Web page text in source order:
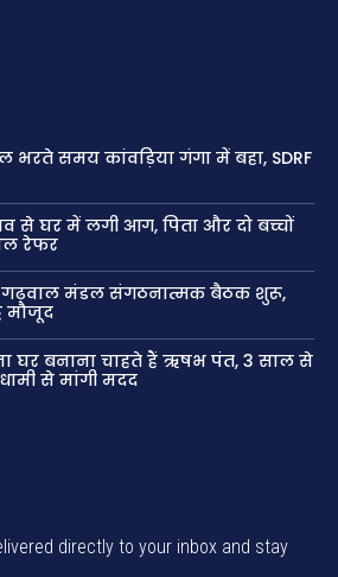
समय कांवड़िया गंगा में बहा, SDRF
से घर में लगी आग, पिता और दो बच्चों
रेफर
गढ़वाल मंडल संगठनात्मक बैठक शुरू,
मौजूद
घर बनाना चाहते हैं ऋषभ पंत, 3 साल से
से मांगी मदद
directly to your inbox and stay